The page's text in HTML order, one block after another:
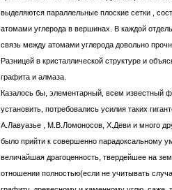
выделяются параллельные плоские сетки ,
атомами углерода в вершинах. В каждой
связь между атомами углерода довольно
Разницей в кристаллической структуре и
графита и алмаза.
Казалось бы, элементарный, всем известный
установить, потребовались усилия таких
А.Лавуазье , М.В.Ломоносов, X.Деви и много
было прийти к совершенно парадоксальному
величайшая драгоценность, твердейшее на
отношении полностью(если не учитывать